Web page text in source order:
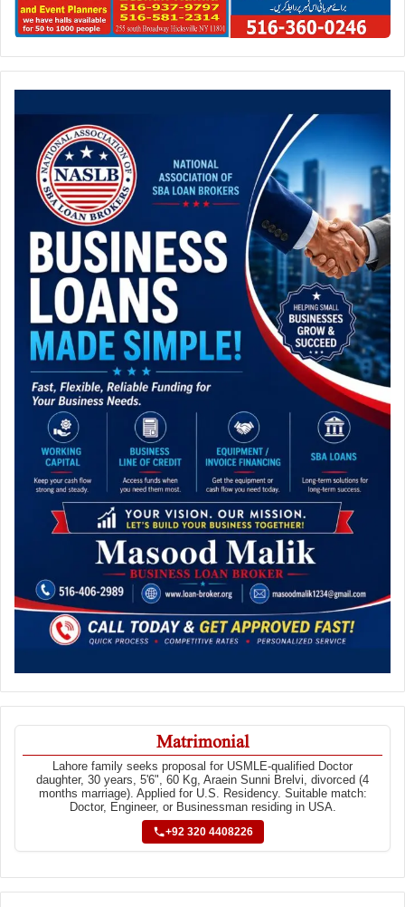
Matrimonial
Lahore family seeks proposal for USMLE-qualified Doctor
daughter, 30 years, 5'6", 60 Kg, Araein Sunni Brelvi, divorced (4
months marriage). Applied for U.S. Residency. Suitable match:
Doctor, Engineer, or Businessman residing in USA.
+92 320 4408226